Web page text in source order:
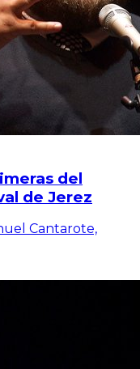
del
de Jerez
Cantarote,